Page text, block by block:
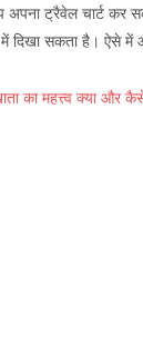
अपना ट्रैवेल चार्ट कर
में दिखा सकता है। ऐसे
का महत्त्व क्या और